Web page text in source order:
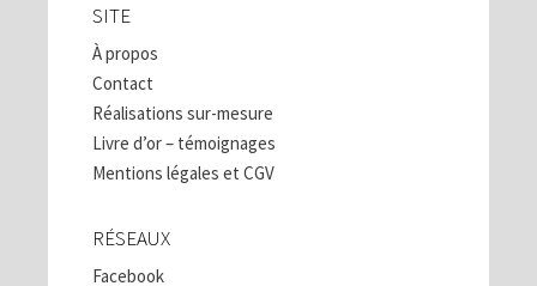
SITE
À propos
Contact
Réalisations sur-mesure
Livre d’or – témoignages
Mentions légales et CGV
RÉSEAUX
Facebook